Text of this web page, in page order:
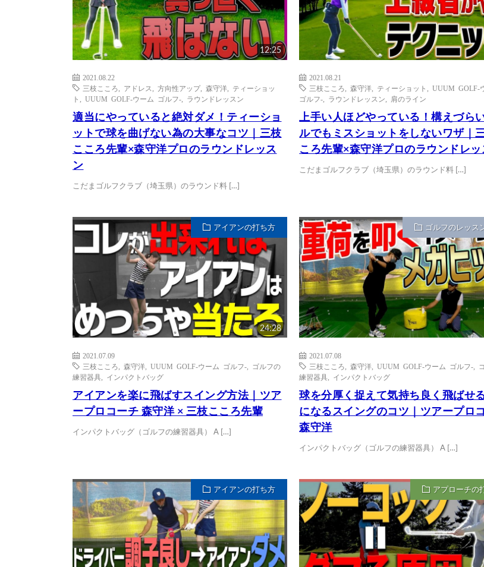
12:25
2021.08.22
三枝こころ
アドレス 方向性アップ, 森守洋
ティーショッ
ト
UUUM GOLF-ウーム ゴルフ- ラウンドレッスン
適当にやっていると絶対ダメ！ティーショ
ットで球を曲げない為の大事なコツ｜三枝
こころ先輩×森守洋プロのラウンドレッス
ン
こだまゴルフクラブ（埼玉県）のラウンド料 […]
2021.08.21
三枝こころ
,森守洋 ティーショット ,UUUM GOLF-
ゴルフ-
ラウンドレッスン 肩のライン
上手い人ほどやっている！構えづら
ルでもミスショットをしないワザ｜
ころ先輩×森守洋プロのラウンドレッ
こだまゴルフクラブ（埼玉県）のラウンド料 […]
アイアンの打ち方
24:28
2021.07.09
三枝こころ
森守洋 UUUM GOLF-ウーム ゴルフ-
ゴルフの
練習器具
インパクトバッグ
アイアンを楽に飛ばすスイング方法｜ツア
ープロコーチ 森守洋 × 三枝こころ先輩
インパクトバッグ（ゴルフの練習器具） A […]
ゴルフのレッス
2021.07.08
三枝こころ
,森守洋 ,UUUM GOLF-ウーム ゴルフ-
練習器具
インパクトバッグ
球を分厚く捉えて気持ち良く飛ばせ
になるスイングのコツ｜ツアープロ
森守洋
インパクトバッグ（ゴルフの練習器具） A […]
アイアンの打ち方 アプローチの